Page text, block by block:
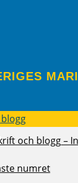
och blogg –
numret